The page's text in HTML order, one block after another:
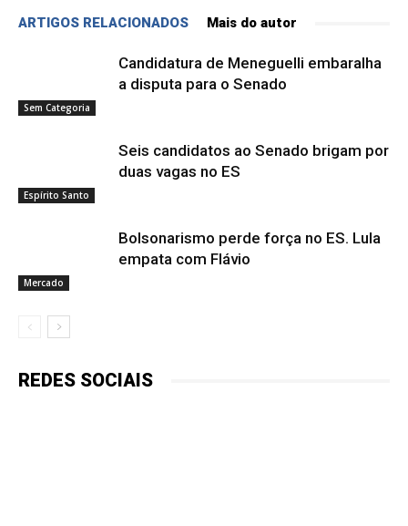
ARTIGOS RELACIONADOS Mais do autor
Sem Categoria
Candidatura de Meneguelli embaralha
a disputa para o Senado
Espírito Santo
Seis candidatos ao Senado brigam por
duas vagas no ES
Mercado
Bolsonarismo perde força no ES. Lula
empata com Flávio
REDES SOCIAIS